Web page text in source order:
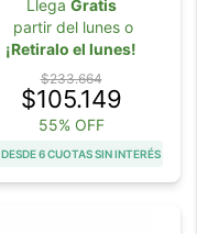
Llega Gratis
partir del lunes o
¡Retiralo el lunes!
$233.664
$105.149
55% OFF
DESDE 6 CUOTAS SIN INTERÉS